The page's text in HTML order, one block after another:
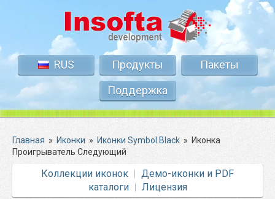
RUS Продукты
Пакеты
Поддержка
Главная » Иконки » Иконки Symbol Black » Иконка
Проигрыватель Следующий
Коллекции иконок
Демо-иконки и PDF
каталоги
Лицензия